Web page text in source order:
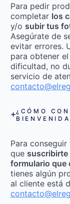
Para pedir
completar los
y/o subir tus
Asegúrate de
evitar errores.
para obtener
dificultad, no
servicio de
¿CÓMO
Para
que suscribirte
formulario que
tienes algún
al cliente está